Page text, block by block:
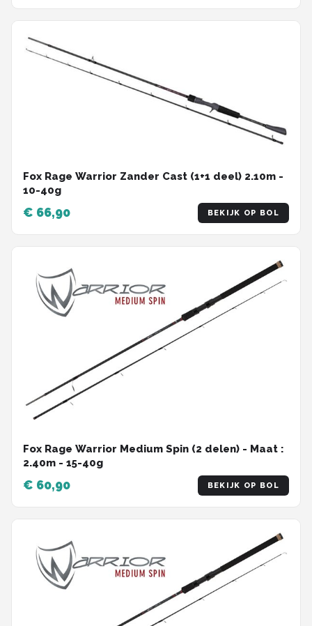
Fox Rage Warrior Zander Cast (1+1 deel) 2.10m -
10-40g
€ 66,90 BEKIJK OP BOL
Fox Rage Warrior Medium Spin (2 delen) - Maat :
2.40m - 15-40g
€ 60,90 BEKIJK OP BOL